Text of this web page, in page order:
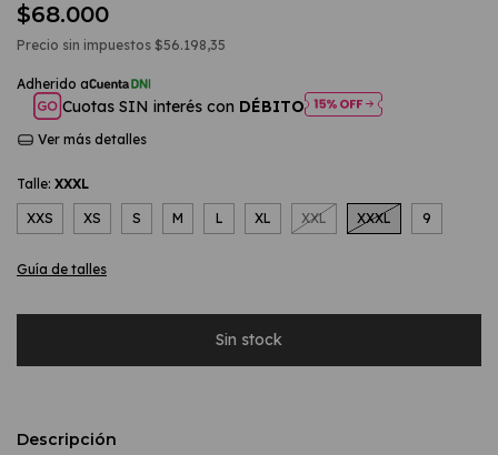
$68.000
Precio sin impuestos $56.198,35
Cuotas SIN interés con DÉBITO
Ver más detalles
Talle: XXXL
XXS XS S M L XL XXL XXXL 9
Guía de talles
Descripción